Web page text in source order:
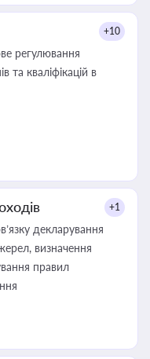
+10
регулювання
та кваліфікацій в
+1
декларування
визначення
правил